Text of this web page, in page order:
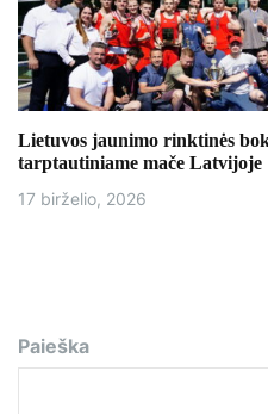
Lietuvos jaunimo rinktinės
tarptautiniame mače Latvijoje
17 birželio, 2026
Paieška